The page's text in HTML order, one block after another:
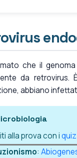
che il
da retrovirus.
abbiano
alla prova con i
: